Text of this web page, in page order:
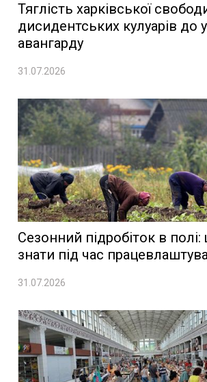
Тяглість харківської
дисидентських кулуарів до
авангарду
31.07.2026
Сезонний підробіток в
знати під час
31.07.2026